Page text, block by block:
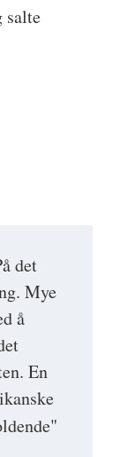
det
Mye
å
En
salte